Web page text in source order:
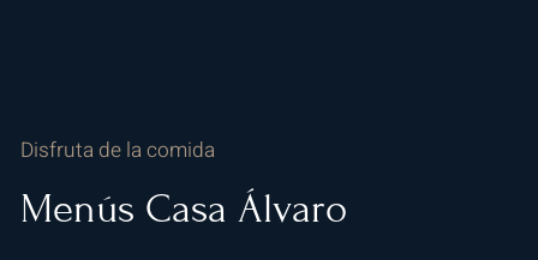
Disfruta de la comida
Menús Casa Álvaro